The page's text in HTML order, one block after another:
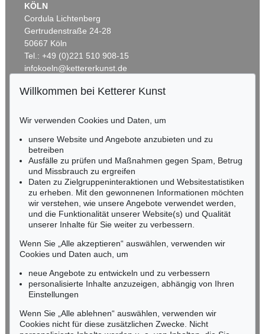
Auktion 293 - Lot 1
Ergebnis:€ 7.020
Auktion 417 - Lot 339
Mittagsrast des Viehhirten am Seeufer, 1870
Ergebnis:€ 6.875
KÖLN
Cordula Lichtenberg
Gertrudenstraße 24-28
50667 Köln
Tel.: +49 (0)221 510 908-15
infokoeln@kettererkunst.de
BADEN-WÜRTTEMBERG
RHEINLAND-PFALZ
Miriam Heß
Tel.: +49 (0)62 21 58 80-038
Fax: +49 (0)62 21 58 80-595
infoheidelberg@kettererkunst.de
NORDDEUTSCHLAND
Nico Kassel, M.A.
Tel.: +49 (0)89 55244-164
Mobil: +49 (0)171 8618661
n.kassel@kettererkunst.de
Keine Auktion mehr verpassen!
Wir informieren Sie rechtzeitig.
Willkommen bei Ketterer Kunst
Wir verwenden Cookies und Daten, um
unsere Website und Angebote anzubieten und zu
betreiben
Ausfälle zu prüfen und Maßnahmen gegen Spam, Betrug
und Missbrauch zu ergreifen
Daten zu Zielgruppeninteraktionen und Websitestatistiken
zu erheben. Mit den gewonnenen Informationen möchten
wir verstehen, wie unsere Angebote verwendet werden,
und die Funktionalität unserer Website(s) und Qualität
unserer Inhalte für Sie weiter zu verbessern.
Wenn Sie „Alle akzeptieren“ auswählen, verwenden wir
Cookies und Daten auch, um
neue Angebote zu entwickeln und zu verbessern
personalisierte Inhalte anzuzeigen, abhängig von Ihren
Einstellungen
Wenn Sie „Alle ablehnen“ auswählen, verwenden wir
Cookies nicht für diese zusätzlichen Zwecke. Nicht